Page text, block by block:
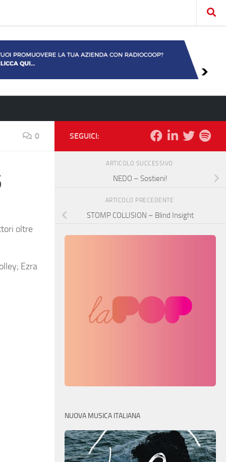
0
oltre
Ezra
SEGUICI:
ARTICOLO SUCCESSIVO
NEDO – Sostieni!
ARTICOLO PRECEDENTE
STOMP COLLISION – Blind Insight
NUOVA MUSICA ITALIANA